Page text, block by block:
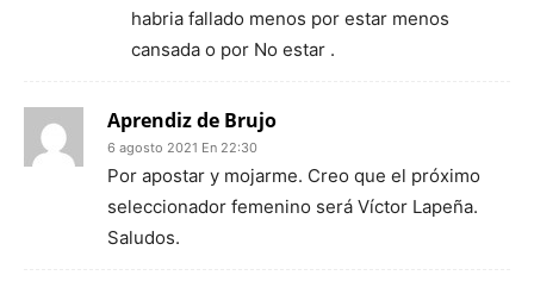
habria fallado menos por estar menos
cansada o por No estar .
Aprendiz de Brujo
6 agosto 2021 En 22:30
Por apostar y mojarme. Creo que el próximo
seleccionador femenino será Víctor Lapeña.
Saludos.